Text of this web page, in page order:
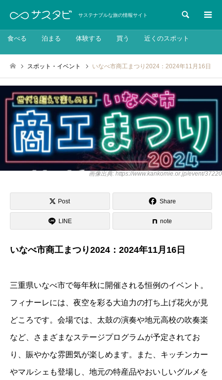
サステナブルな旅の情報サイト 検索
食べる 泊まる 体験する 買う 近くのスポット
スポット・イベント いなべ市商工まつり2024：2024年11月16日
画像出典: https://www.kankomie.or.jp/event/37220
Post Share
LINE note
いなべ市商工まつり2024：2024年11月16日
三重県いなべ市で毎年秋に開催される恒例のイベント。
フィナーレには、夜空を彩る大迫力の打ち上げ花火が見
どころです。会場では、太鼓の演奏や地元高校の吹奏楽
など、さまざまなステージプログラムが予定されてお
り、賑やかな雰囲気が楽しめます。また、キッチンカー
やマルシェも登場し、地元の特産品やおいしいグルメを